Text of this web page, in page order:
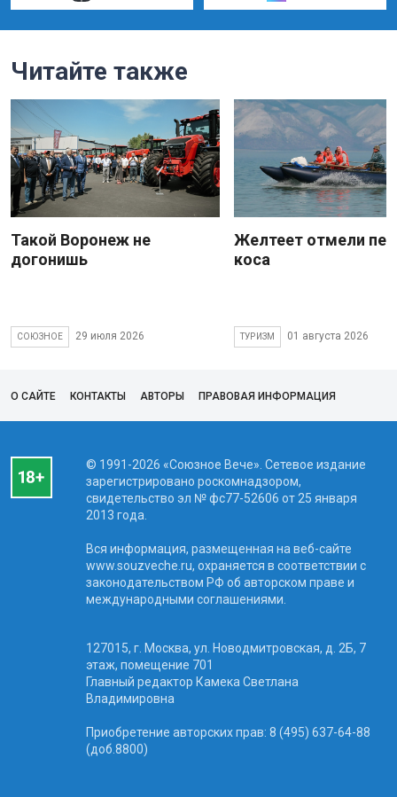
Читайте также
Такой Воронеж не
догонишь
СОЮЗНОЕ 29 июля 2026
Желтеет отмели
коса
ТУРИЗМ 01 августа 2026
О САЙТЕ КОНТАКТЫ АВТОРЫ ПРАВОВАЯ ИНФОРМАЦИЯ
© 1991-2026 «Союзное Вече». Сетевое издание
зарегистрировано роскомнадзором,
свидетельство эл № фc77-52606 от 25 января
2013 года.
Вся информация, размещенная на веб-сайте
www.souzveche.ru, охраняется в соответствии с
законодательством РФ об авторском праве и
международными соглашениями.
127015, г. Москва, ул. Новодмитровская, д. 2Б, 7
этаж, помещение 701
Главный редактор Камека Светлана
Владимировна
Приобретение авторских прав: 8 (495) 637-64-88
(доб.8800)